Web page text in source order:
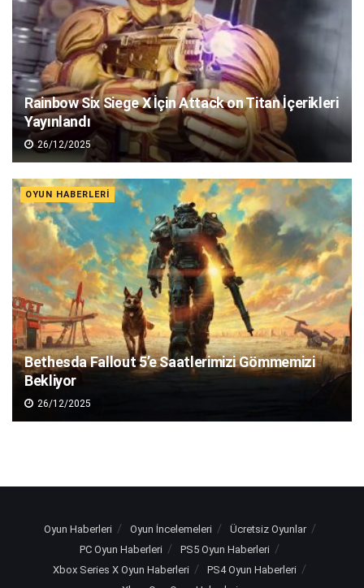
Rainbow Six Siege X İçin Attack on Titan İçerikleri
Yayınlandı
26/12/2025
OYUN HABERLERI
Bethesda Fallout 5’e Saatlerimizi Gömmemizi
Bekliyor
26/12/2025
Oyun Haberleri Oyun İncelemeleri
Ücretsiz Oyunlar
PC Oyun Haberleri
PS5 Oyun Haberleri
Xbox Series X Oyun Haberleri
PS4 Oyun Haberleri